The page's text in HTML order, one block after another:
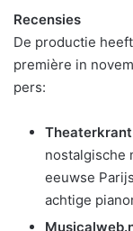
Recensies
De productie
première in
pers:
Theaterkrant
nostalgische
eeuwse
achtige